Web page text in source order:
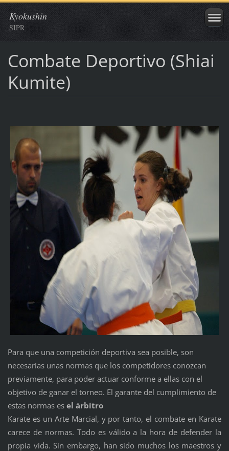
Kyokushin
SIPR
Combate Deportivo (Shiai
Kumite)
Para que una competición deportiva sea posible, son
necesarias unas normas que los competidores conozcan
previamente, para poder actuar conforme a ellas con el
objetivo de ganar el torneo. El garante del cumplimiento de
estas normas es el árbitro
Karate es un Arte Marcial, y por tanto, el combate en Karate
carece de normas. Todo es válido a la hora de defender la
propia vida. Sin embargo, han sido muchos los maestros y